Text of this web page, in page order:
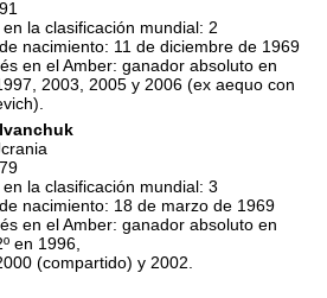
en la clasificación mundial: 2
nacimiento: 11 de diciembre de 1969
en el Amber: ganador absoluto en
2003, 2005 y 2006 (ex aequo con
en la clasificación mundial: 3
nacimiento: 18 de marzo de 1969
en el Amber: ganador absoluto en
en 1996,
(compartido) y 2002.